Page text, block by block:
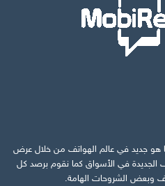
هو جديد في عالم الهواتف من خلال عرض
الجديدة في الأسواق كما نقوم برصد كل
وبعض الشروحات الهامة.